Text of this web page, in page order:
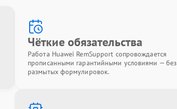
Чёткие обязательства
Работа Huawei RemSupport сопровождается
прописанными гарантийными условиями — без
размытых формулировок.